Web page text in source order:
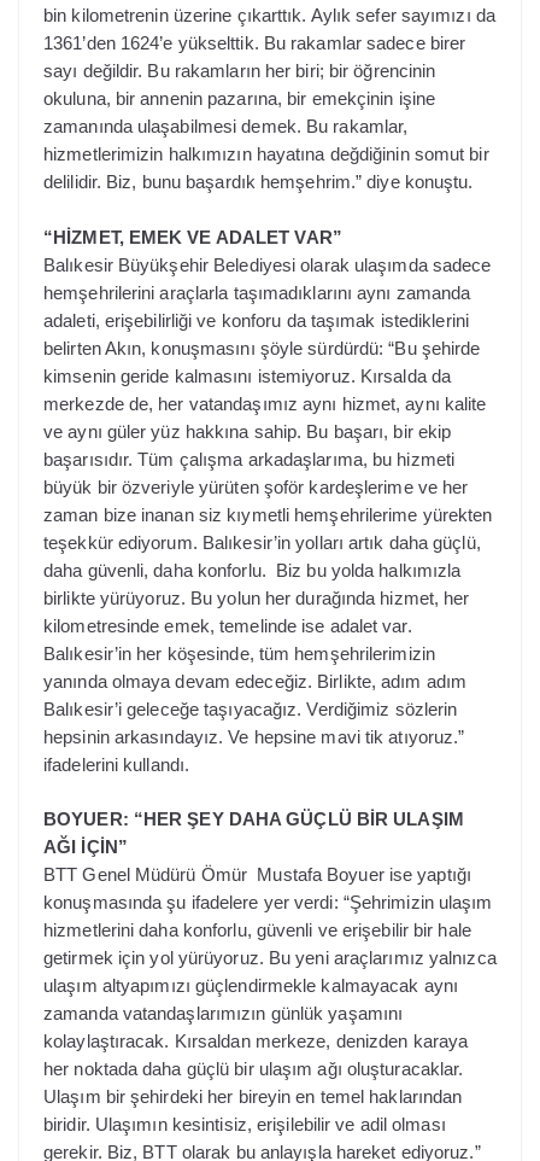
bin kilometrenin üzerine çıkarttık. Aylık sefer sayımızı da
1361’den 1624’e yükselttik. Bu rakamlar sadece birer
sayı değildir. Bu rakamların her biri; bir öğrencinin
okuluna, bir annenin pazarına, bir emekçinin işine
zamanında ulaşabilmesi demek. Bu rakamlar,
hizmetlerimizin halkımızın hayatına değdiğinin somut bir
delilidir. Biz, bunu başardık hemşehrim.” diye konuştu.
“HİZMET, EMEK VE ADALET VAR”
Balıkesir Büyükşehir Belediyesi olarak ulaşımda sadece
hemşehrilerini araçlarla taşımadıklarını aynı zamanda
adaleti, erişebilirliği ve konforu da taşımak istediklerini
belirten Akın, konuşmasını şöyle sürdürdü: “Bu şehirde
kimsenin geride kalmasını istemiyoruz. Kırsalda da
merkezde de, her vatandaşımız aynı hizmet, aynı kalite
ve aynı güler yüz hakkına sahip. Bu başarı, bir ekip
başarısıdır. Tüm çalışma arkadaşlarıma, bu hizmeti
büyük bir özveriyle yürüten şoför kardeşlerime ve her
zaman bize inanan siz kıymetli hemşehrilerime yürekten
teşekkür ediyorum. Balıkesir’in yolları artık daha güçlü,
daha güvenli, daha konforlu. Biz bu yolda halkımızla
birlikte yürüyoruz. Bu yolun her durağında hizmet, her
kilometresinde emek, temelinde ise adalet var.
Balıkesir’in her köşesinde, tüm hemşehrilerimizin
yanında olmaya devam edeceğiz. Birlikte, adım adım
Balıkesir’i geleceğe taşıyacağız. Verdiğimiz sözlerin
hepsinin arkasındayız. Ve hepsine mavi tik atıyoruz.”
ifadelerini kullandı.
BOYUER: “HER ŞEY DAHA GÜÇLÜ BİR ULAŞIM
AĞI İÇİN”
BTT Genel Müdürü Ömür Mustafa Boyuer ise yaptığı
konuşmasında şu ifadelere yer verdi: “Şehrimizin ulaşım
hizmetlerini daha konforlu, güvenli ve erişebilir bir hale
getirmek için yol yürüyoruz. Bu yeni araçlarımız yalnızca
ulaşım altyapımızı güçlendirmekle kalmayacak aynı
zamanda vatandaşlarımızın günlük yaşamını
kolaylaştıracak. Kırsaldan merkeze, denizden karaya
her noktada daha güçlü bir ulaşım ağı oluşturacaklar.
Ulaşım bir şehirdeki her bireyin en temel haklarından
biridir. Ulaşımın kesintisiz, erişilebilir ve adil olması
gerekir. Biz, BTT olarak bu anlayışla hareket ediyoruz.”